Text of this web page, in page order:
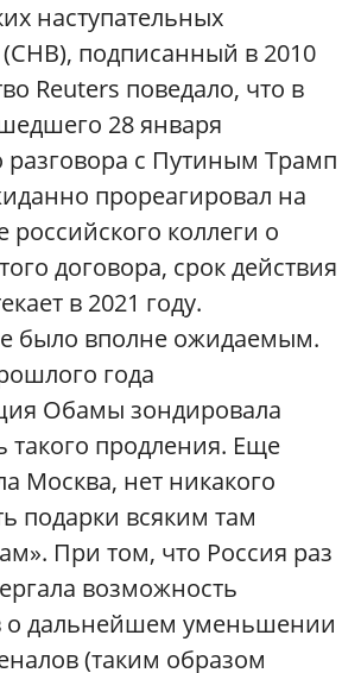
наступательных
подписанный в 2010
Reuters поведало, что в
28 января
разговора с Путиным Трамп
прореагировал на
коллеги о
договора, срок действия
в 2021 году.
было вполне ожидаемым.
года
Обамы зондировала
такого продления. Еще
Москва, нет никакого
подарки всяким там
При том, что Россия раз
возможность
о дальнейшем уменьшении
(таким образом